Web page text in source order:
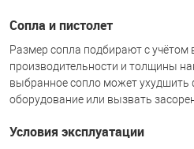
Сопла и пистолет
Размер сопла подбирают с учётом
производительности и толщины
выбранное сопло может ухудшить
оборудование или вызвать
Условия эксплуатации